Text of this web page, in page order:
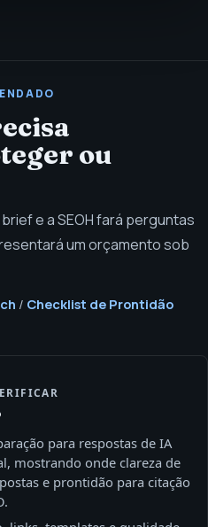
ou
e a SEOH fará perguntas
um orçamento sob
/ Checklist de Prontidão
para respostas de IA
mostrando onde clareza de
e prontidão para citação